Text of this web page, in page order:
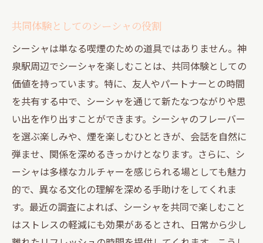
共同体験としてのシーシャの役割
シーシャは単なる喫煙のための道具ではありません。神
泉駅周辺でシーシャを楽しむことは、共同体験としての
価値を持っています。特に、友人やパートナーとの時間
を共有する中で、シーシャを通じて新たなつながりや思
い出を作り出すことができます。シーシャのフレーバー
を選ぶ楽しみや、煙を楽しむひとときが、会話を自然に
弾ませ、関係を深めるきっかけとなります。さらに、シ
ーシャは多様なカルチャーを感じられる場としても魅力
的で、異なる文化の理解を深める手助けをしてくれま
す。最近の調査によれば、シーシャを共同で楽しむこと
はストレスの軽減にも効果があるとされ、日常から少し